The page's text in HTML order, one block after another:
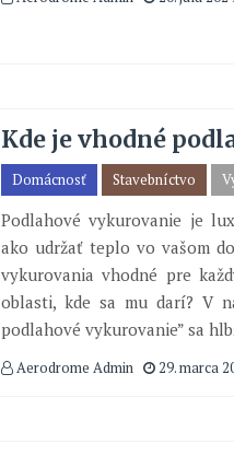
Kde je vhodné
Domácnosť Stavebníctvo
Podlahové vykurovanie je
ako udržať teplo vo vašom
vykurovania vhodné pre
oblasti, kde sa mu darí? V
podlahové vykurovanie” sa
Aerodrome Admin 29. marca